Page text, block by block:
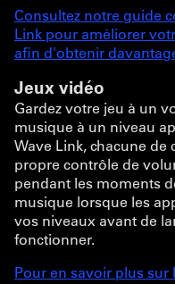
Consultez notre guide
Link pour améliorer
afin d'obtenir
Jeux vidéo
Gardez votre jeu à un
musique à un niveau
Wave Link, chacune de
propre contrôle de
pendant les moments
musique lorsque les
vos niveaux avant de
fonctionner.
Pour en savoir plus